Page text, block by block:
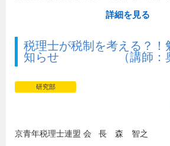
詳細を見る
税理士が税制を考える？！
知らせ （講師：奥
研究部
京青年税理士連盟 会 長 森 智之